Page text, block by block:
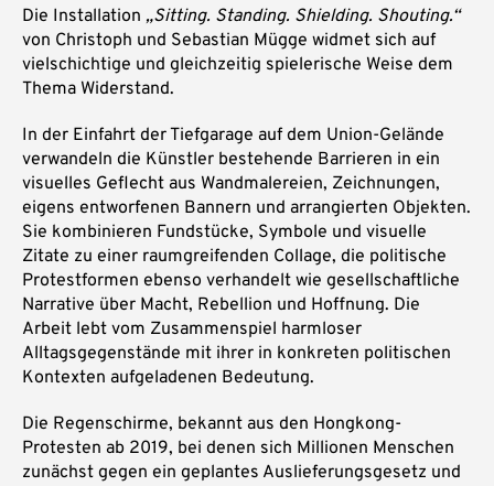
Die Installation „Sitting. Standing. Shielding. Shouting.“
von Christoph und Sebastian Mügge widmet sich auf
vielschichtige und gleichzeitig spielerische Weise dem
Thema Widerstand.
In der Einfahrt der Tiefgarage auf dem Union-Gelände
verwandeln die Künstler bestehende Barrieren in ein
visuelles Geflecht aus Wandmalereien, Zeichnungen,
eigens entworfenen Bannern und arrangierten Objekten.
Sie kombinieren Fundstücke, Symbole und visuelle
Zitate zu einer raumgreifenden Collage, die politische
Protestformen ebenso verhandelt wie gesellschaftliche
Narrative über Macht, Rebellion und Hoffnung. Die
Arbeit lebt vom Zusammenspiel harmloser
Alltagsgegenstände mit ihrer in konkreten politischen
Kontexten aufgeladenen Bedeutung.
Die Regenschirme, bekannt aus den Hongkong-
Protesten ab 2019, bei denen sich Millionen Menschen
zunächst gegen ein geplantes Auslieferungsgesetz und